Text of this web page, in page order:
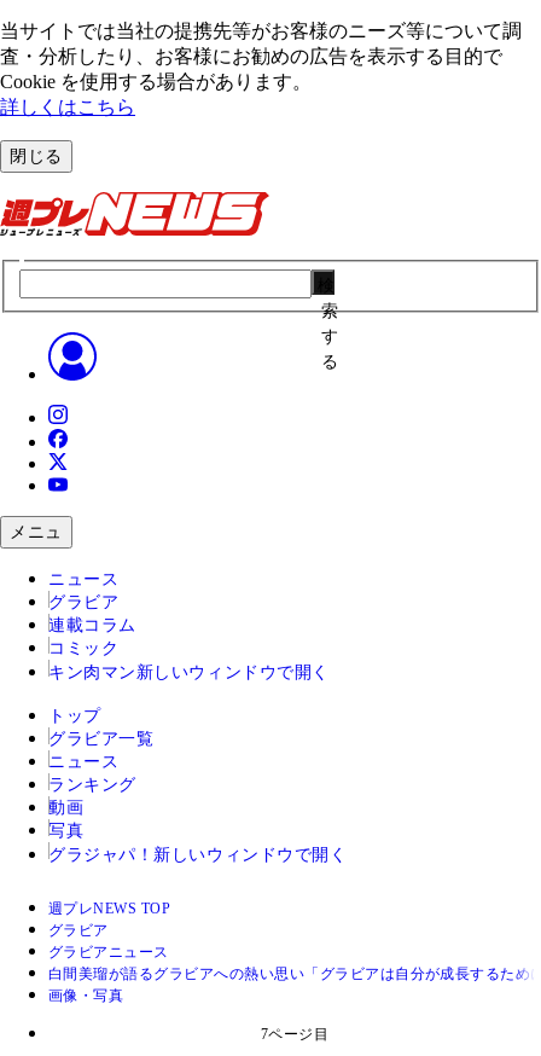
当サイトでは当社の提携先等がお客様のニーズ等について調
査・分析したり、お客様にお勧めの広告を表⽰する⽬的で
Cookie を使⽤する場合があります。
詳しくはこちら
閉じる
索
す
る
メニュ
ニュース
グラビア
連載コラム
コミック
キン肉マン 新しいウィンドウで開く
トップ
グラビア一覧
ニュース
ランキング
動画
写真
グラジャパ！ 新しいウィンドウで開く
週プレNEWS TOP
グラビア
グラビアニュース
白間美瑠が語るグラビアへの熱い思い「グラビアは自分が成長するため
画像・写真
7ページ目